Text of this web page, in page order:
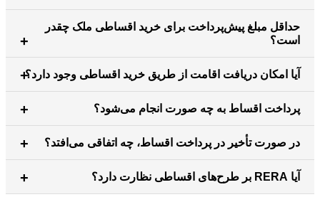
حداقل مبلغ پیش‌پرداخت برای خرید اقساطی ملک چقدر
است؟
آیا امکان دریافت اقامت از طریق خرید اقساطی وجود دارد؟
پرداخت اقساط به چه صورت انجام می‌شود؟
در صورت تأخیر در پرداخت اقساط، چه اتفاقی می‌افتد؟
آیا RERA بر طرح‌های اقساطی نظارت دارد؟